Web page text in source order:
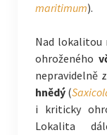
maritimum).
Nad lokalitou
ohroženého
nepravidelně
hnědý(
i kriticky
Lokalita